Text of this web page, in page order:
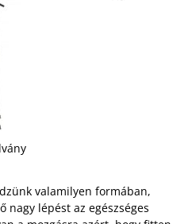
valamilyen formában,
nagy lépést az egészséges